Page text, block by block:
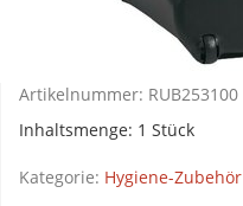
Artikelnummer: RUB253100
Inhaltsmenge: 1 Stück
Kategorie: Hygiene-Zubehör